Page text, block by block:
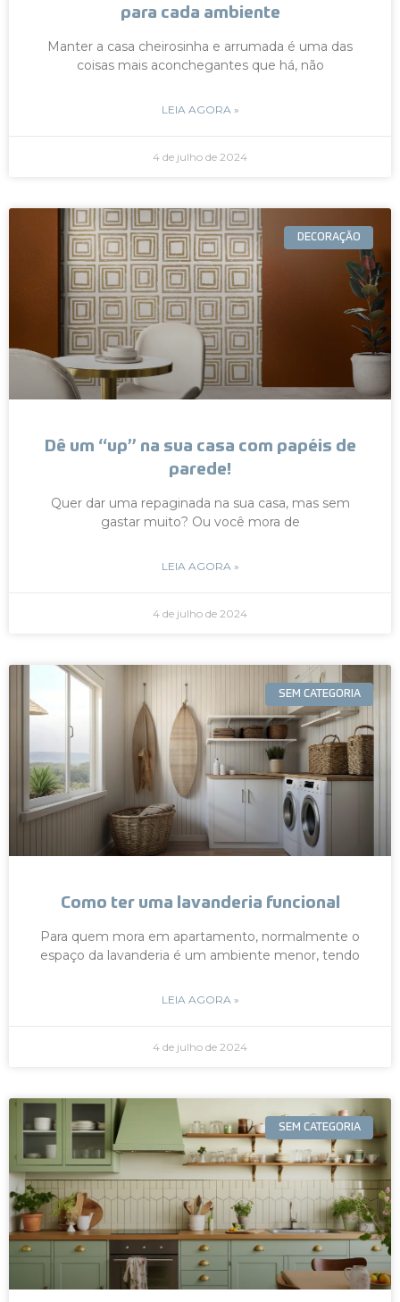
para cada ambiente
Manter a casa cheirosinha e arrumada é uma das
coisas mais aconchegantes que há, não
LEIA AGORA »
4 de julho de 2024
DECORAÇÃO
Dê um “up” na sua casa com papéis de
parede!
Quer dar uma repaginada na sua casa, mas sem
gastar muito? Ou você mora de
LEIA AGORA »
4 de julho de 2024
SEM CATEGORIA
Como ter uma lavanderia funcional
Para quem mora em apartamento, normalmente o
espaço da lavanderia é um ambiente menor, tendo
LEIA AGORA »
4 de julho de 2024
SEM CATEGORIA